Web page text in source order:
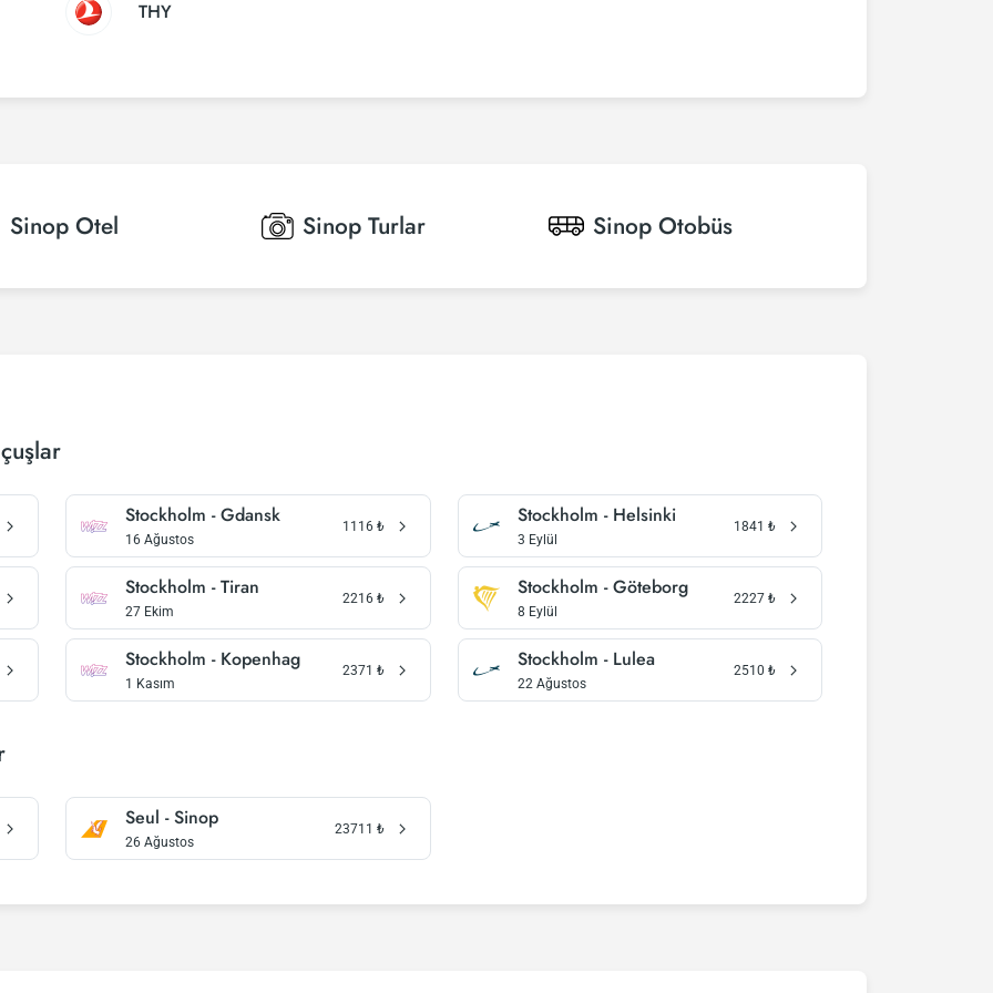
THY
Sinop Otel Sinop Turlar Sinop Otobüs
Stockholm - Gdansk
16 Ağustos
1116 ₺ Stockholm - Helsinki
3 Eylül
1841 ₺
Stockholm - Tiran
27 Ekim
2216 ₺ Stockholm - Göteborg
8 Eylül
2227 ₺
Stockholm - Kopenhag
1 Kasım
2371 ₺ Stockholm - Lulea
22 Ağustos
2510 ₺
Seul - Sinop
26 Ağustos
23711 ₺